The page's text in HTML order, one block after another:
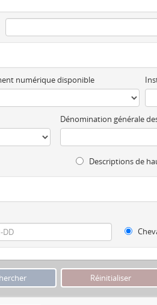
numérique disponible
Dénomination générale
Descriptions de